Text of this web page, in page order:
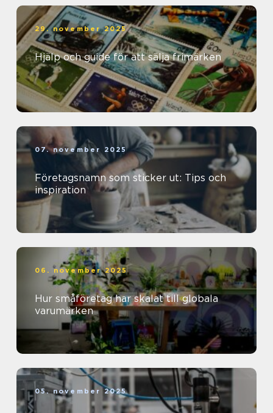
29. november 2025
Hjälp och guide för att sälja frimärken
07. november 2025
Företagsnamn som sticker ut: Tips och
inspiration
06. november 2025
Hur småföretag har skalat till globala
varumärken
05. november 2025